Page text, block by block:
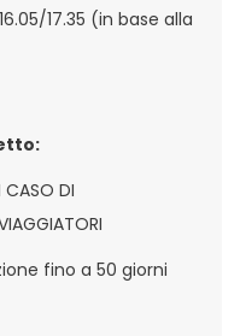
17.35 (in base alla
CASO DI
fino a 50 giorni